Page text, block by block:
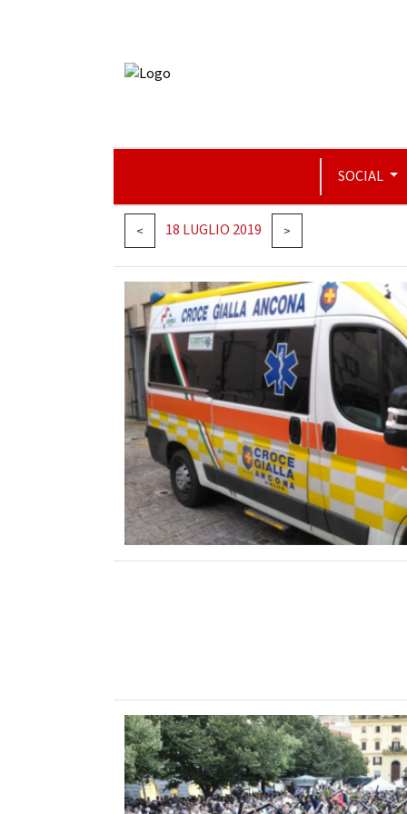
SOCIAL
< 18 LUGLIO 2019 >